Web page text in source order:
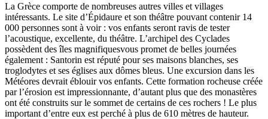
La Grèce comporte de nombreuses autres villes et villages
intéressants. Le site d’Épidaure et son théâtre pouvant contenir 14
000 personnes sont à voir : vos enfants seront ravis de tester
l’acoustique, excellente, du théâtre. L’archipel des Cyclades
possèdent des îles magnifiquesvous promet de belles journées
également : Santorin est réputé pour ses maisons blanches, ses
troglodytes et ses églises aux dômes bleus. Une excursion dans les
Météores devrait éblouir vos enfants. Cette formation rocheuse créée
par l’érosion est impressionnante, d’autant plus que des monastères
ont été construits sur le sommet de certains de ces rochers ! Le plus
important d’entre eux est perché à plus de 610 mètres de hauteur.